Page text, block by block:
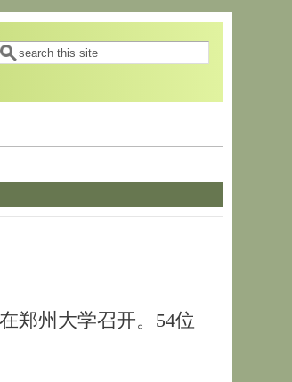
索表单
搜索
郑州大学召开。54位